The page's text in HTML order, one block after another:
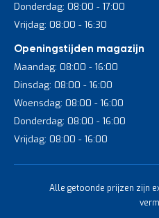
Donderdag: 08:00 - 17:00
Vrijdag: 08:00 - 16:30
Openingstijden magazijn
Maandag: 08:00 - 16:00
Dinsdag: 08:00 - 16:00
Woensdag: 08:00 - 16:00
Donderdag: 08:00 - 16:00
Vrijdag: 08:00 - 16:00
Alle getoonde prijzen zijn